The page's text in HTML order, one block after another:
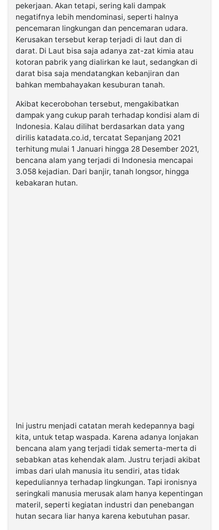
pekerjaan. Akan tetapi, sering kali dampak
negatifnya lebih mendominasi, seperti halnya
pencemaran lingkungan dan pencemaran udara.
Kerusakan tersebut kerap terjadi di laut dan di
darat. Di Laut bisa saja adanya zat-zat kimia atau
kotoran pabrik yang dialirkan ke laut, sedangkan di
darat bisa saja mendatangkan kebanjiran dan
bahkan membahayakan kesuburan tanah.
Akibat kecerobohan tersebut, mengakibatkan
dampak yang cukup parah terhadap kondisi alam di
Indonesia. Kalau dilihat berdasarkan data yang
dirilis katadata.co.id, tercatat Sepanjang 2021
terhitung mulai 1 Januari hingga 28 Desember 2021,
bencana alam yang terjadi di Indonesia mencapai
3.058 kejadian. Dari banjir, tanah longsor, hingga
kebakaran hutan.
Ini justru menjadi catatan merah kedepannya bagi
kita, untuk tetap waspada. Karena adanya lonjakan
bencana alam yang terjadi tidak semerta-merta di
sebabkan atas kehendak alam. Justru terjadi akibat
imbas dari ulah manusia itu sendiri, atas tidak
kepeduliannya terhadap lingkungan. Tapi ironisnya
seringkali manusia merusak alam hanya kepentingan
materil, seperti kegiatan industri dan penebangan
hutan secara liar hanya karena kebutuhan pasar.